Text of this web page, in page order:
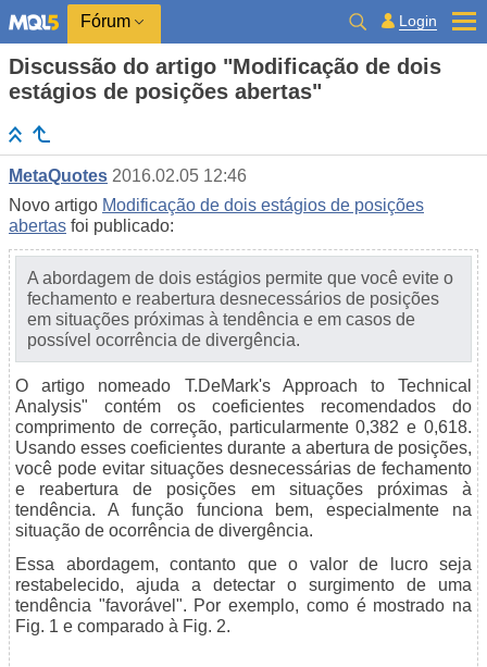
Fórum Login
Discussão do artigo "Modificação de dois
estágios de posições abertas"
MetaQuotes 2016.02.05 12:46
Novo artigo Modificação de dois estágios de posições
abertas foi publicado:
A abordagem de dois estágios permite que você evite o
fechamento e reabertura desnecessários de posições
em situações próximas à tendência e em casos de
possível ocorrência de divergência.
O artigo nomeado T.DeMark's Approach to Technical
Analysis" contém os coeficientes recomendados do
comprimento de correção, particularmente 0,382 e 0,618.
Usando esses coeficientes durante a abertura de posições,
você pode evitar situações desnecessárias de fechamento
e reabertura de posições em situações próximas à
tendência. A função funciona bem, especialmente na
situação de ocorrência de divergência.
Essa abordagem, contanto que o valor de lucro seja
restabelecido, ajuda a detectar o surgimento de uma
tendência "favorável". Por exemplo, como é mostrado na
Fig. 1 e comparado à Fig. 2.